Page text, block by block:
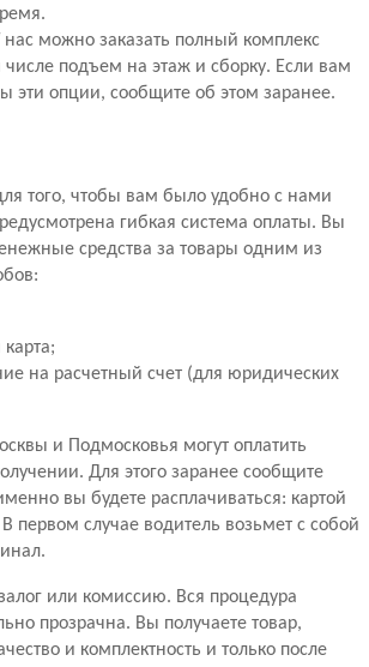
нас можно заказать полный комплекс
числе подъем на этаж и сборку. Если вам
эти опции, сообщите об этом заранее.
того, чтобы вам было удобно с нами
гибкая система оплаты. Вы
средства за товары одним из
на расчетный счет (для юридических
и Подмосковья могут оплатить
Для этого заранее сообщите
вы будете расплачиваться: картой
первом случае водитель возьмет с собой
или комиссию. Вся процедура
прозрачна. Вы получаете товар,
и комплектность и только после